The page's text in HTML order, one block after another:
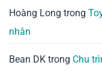
Hoàng Long trong
nhân
Bean DK trong Chu